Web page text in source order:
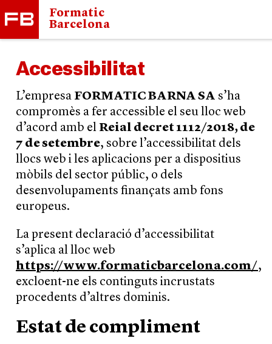
Formatic
Barcelona
Accessibilitat
L’empresa FORMATIC BARNA SA s’ha
compromès a fer accessible el seu lloc web
d’acord amb el Reial decret 1112/2018, de
7 de setembre, sobre l’accessibilitat dels
llocs web i les aplicacions per a dispositius
mòbils del sector públic, o dels
desenvolupaments finançats amb fons
europeus.
La present declaració d’accessibilitat
s’aplica al lloc web
https://www.formaticbarcelona.com/,
excloent-ne els continguts incrustats
procedents d’altres dominis.
Estat de compliment